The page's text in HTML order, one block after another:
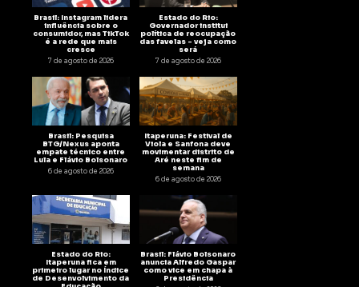
Brasil: Instagram lidera
influência sobre o
consumidor, mas TikTok
é a rede que mais
cresce
7 de agosto de 2026
Estado do Rio:
Governador institui
política de reocupação
das favelas – veja como
será
7 de agosto de 2026
Brasil: Pesquisa
BTG/Nexus aponta
empate técnico entre
Lula e Flávio Bolsonaro
6 de agosto de 2026
Itaperuna: Festival de
Viola e Sanfona deve
movimentar distrito de
Aré neste fim de
semana
6 de agosto de 2026
Estado do Rio:
Itaperuna fica em
primeiro lugar no Índice
de Desenvolvimento da
Brasil: Flávio Bolsonaro
anuncia Alfredo Gaspar
como vice em chapa à
Presidência